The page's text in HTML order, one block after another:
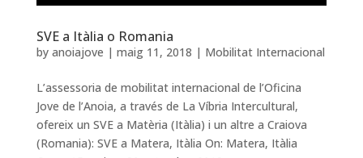
SVE a Itàlia o Romania
by anoiajove | maig 11, 2018 | Mobilitat Internacional
L’assessoria de mobilitat internacional de l’Oficina
Jove de l’Anoia, a través de La Víbria Intercultural,
ofereix un SVE a Matèria (Itàlia) i un altre a Craiova
(Romania): SVE a Matera, Itàlia On: Matera, Itàlia